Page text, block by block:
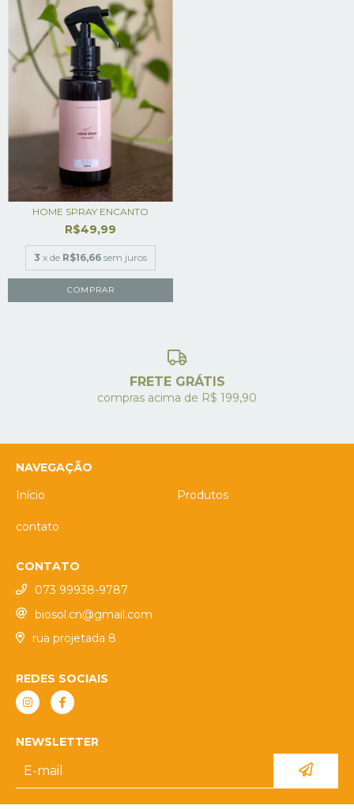
HOME SPRAY ENCANTO
R$49,99
3 x de R$16,66 sem juros
FRETE GRÁTIS
compras acima de R$ 199,90
NAVEGAÇÃO
Início
Produtos
contato
CONTATO
073 99938-9787
biosol.cn@gmail.com
rua projetada 8
REDES SOCIAIS
NEWSLETTER